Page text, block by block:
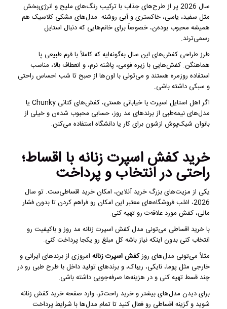
سال 2026 پر از طرح‌های جذاب با ترکیب رنگ‌های ملیح و انرژی‌بخش
مثل سفید، یاسی، خاکستری و آبی روشنه. مدل‌های مشکی کلاسیک هم
همیشه محبوب بوده‌ن، خصوصاً برای خانم‌هایی که دنبال استایل
رسمی‌ترند.
طرز طراحی کفش‌های این سال به‌گونه‌ایه که کاملاً با فرم طبیعی پا
هماهنگن. کفش‌هایی با زیره فومی، پاشنه نرم، و انعطاف بالا، مناسب
استفاده روزمره هستند و می‌تونی با اون‌ها از صبح تا شب احساس راحتی
و سبکی داشته باشی.
اگر اهل استایل اسپرت یا خیابانی هستی، کفش‌های کتانی Chunky یا
مدل‌های نیمه‌طبی از برندهای مد روز، حسابی محبوب شده‌ن و خیلی از
بانوان شیک‌پوش ازشون برای کار یا دانشگاه استفاده می‌کنن.
خرید کفش اسپرت زنانه با اقساط؛
راحتی در انتخاب و پرداخت
یکی از مزیت‌های بزرگ خرید آنلاین، امکان خرید اقساطی‌ست. تو سال
2026، اغلب فروشگاه‌های معتبر این امکان رو فراهم کردن تا بدون فشار
مالی، کفش مورد علاقه‌ت رو تهیه کنی.
با خرید اقساطی می‌تونی مدل کفش اسپرت زنانه مد روز و باکیفیت رو
انتخاب کنی بدون اینکه نیاز باشه کل مبلغ رو یکجا پرداخت کنی.
مثلاً می‌تونی مدل‌های روزکفش اسپرت زنانه امروزی از برندهای ایرانی و
خارجی مثل پوما، نایکی، ریباک، و برندهای تولید داخل با طرح طبی رو در
چند قسط تهیه کنی و در هزینه‌ها صرفه‌جویی داشته باشی.
برای دیدن مدل‌های بیشتر و خرید راحت‌تر، وارد صفحه خرید کفش زنانه
شوید و گزینه اقساطی رو فعال کنید تا تمام مدل‌ها با شرایط پرداخت